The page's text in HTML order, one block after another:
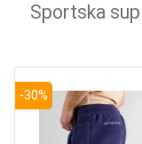
Sportska
-30%